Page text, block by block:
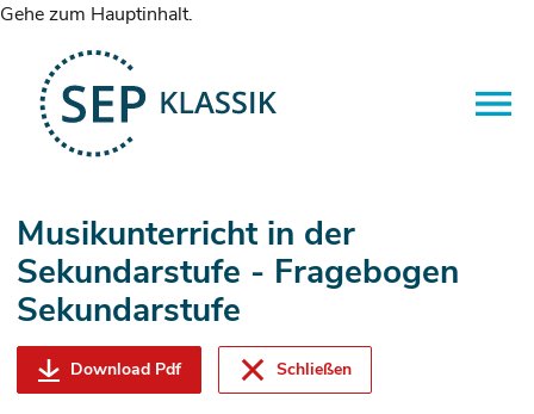
Gehe zum Hauptinhalt.
Musikunterricht in der
Sekundarstufe - Fragebogen
Sekundarstufe
Download Pdf Schließen